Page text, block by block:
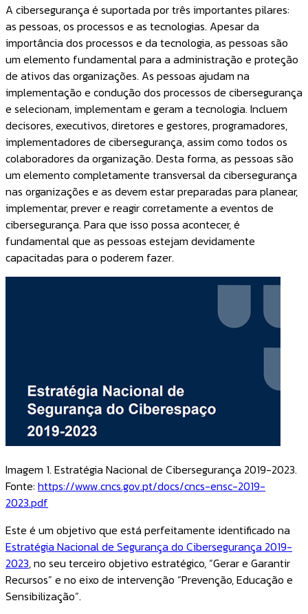
A cibersegurança é suportada por três importantes pilares:
as pessoas, os processos e as tecnologias. Apesar da
importância dos processos e da tecnologia, as pessoas são
um elemento fundamental para a administração e proteção
de ativos das organizações. As pessoas ajudam na
implementação e condução dos processos de cibersegurança
e selecionam, implementam e geram a tecnologia. Incluem
decisores, executivos, diretores e gestores, programadores,
implementadores de cibersegurança, assim como todos os
colaboradores da organização. Desta forma, as pessoas são
um elemento completamente transversal da cibersegurança
nas organizações e as devem estar preparadas para planear,
implementar, prever e reagir corretamente a eventos de
cibersegurança. Para que isso possa acontecer, é
fundamental que as pessoas estejam devidamente
capacitadas para o poderem fazer.
Imagem 1. Estratégia Nacional de Cibersegurança 2019-2023.
Fonte: https://www.cncs.gov.pt/docs/cncs-ensc-2019-
2023.pdf
Este é um objetivo que está perfeitamente identificado na
Estratégia Nacional de Segurança do Cibersegurança 2019-
2023, no seu terceiro objetivo estratégico, “Gerar e Garantir
Recursos” e no eixo de intervenção “Prevenção, Educação e
Sensibilização”.